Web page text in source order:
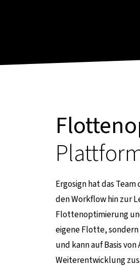
einer externen Seite
Ergosign hat das
den Workflow hin zur
Flottenoptimierung
eigene Flotte, sondern
und kann auf Basis
Weiterentwicklung